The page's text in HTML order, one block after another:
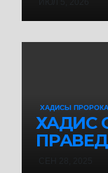
ХАДИСЫ ПРОРОКА
ХАДИС